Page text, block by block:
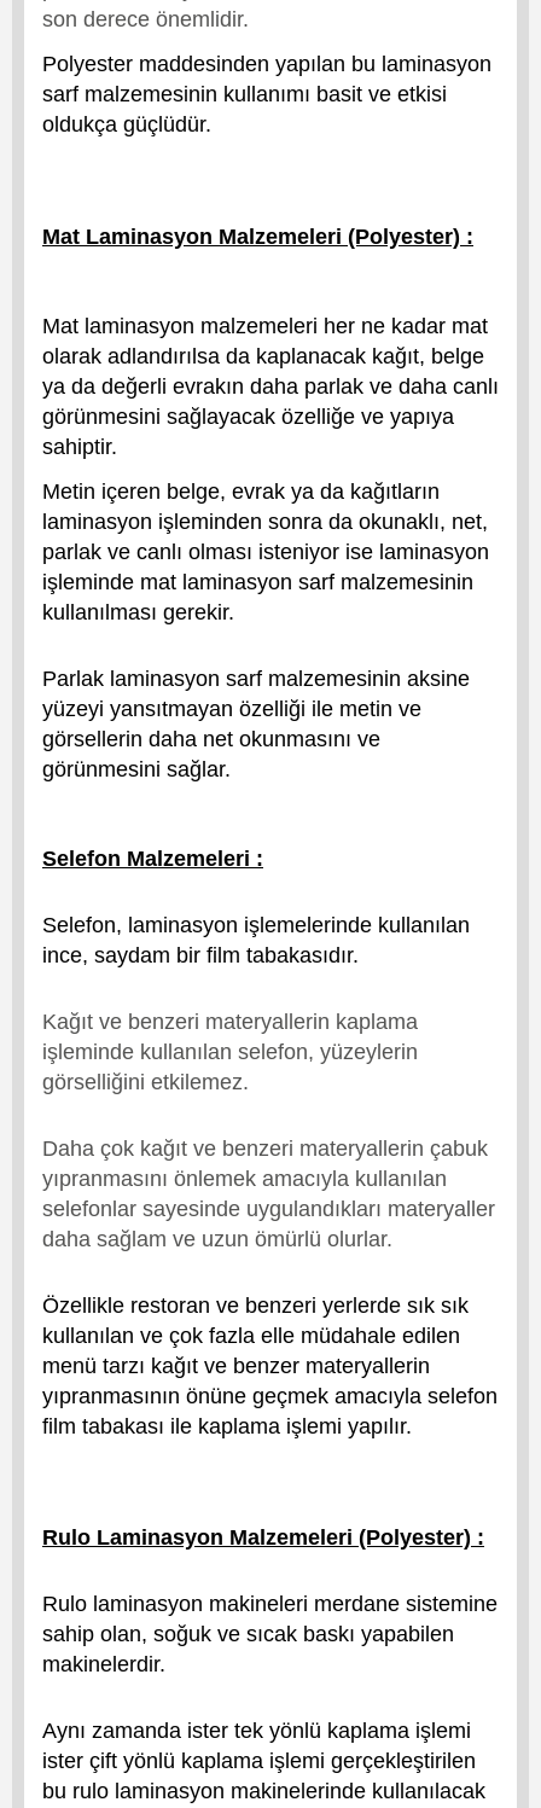
son derece önemlidir.
Polyester maddesinden yapılan bu laminasyon
sarf malzemesinin kullanımı basit ve etkisi
oldukça güçlüdür.
Mat Laminasyon Malzemeleri (Polyester) :
Mat laminasyon malzemeleri her ne kadar mat
olarak adlandırılsa da kaplanacak kağıt, belge
ya da değerli evrakın daha parlak ve daha canlı
görünmesini sağlayacak özelliğe ve yapıya
sahiptir.
Metin içeren belge, evrak ya da kağıtların
laminasyon işleminden sonra da okunaklı, net,
parlak ve canlı olması isteniyor ise laminasyon
işleminde mat laminasyon sarf malzemesinin
kullanılması gerekir.
Parlak laminasyon sarf malzemesinin aksine
yüzeyi yansıtmayan özelliği ile metin ve
görsellerin daha net okunmasını ve
görünmesini sağlar.
Selefon Malzemeleri :
Selefon, laminasyon işlemelerinde kullanılan
ince, saydam bir film tabakasıdır.
Kağıt ve benzeri materyallerin kaplama
işleminde kullanılan selefon, yüzeylerin
görselliğini etkilemez.
Daha çok kağıt ve benzeri materyallerin çabuk
yıpranmasını önlemek amacıyla kullanılan
selefonlar sayesinde uygulandıkları materyaller
daha sağlam ve uzun ömürlü olurlar.
Özellikle restoran ve benzeri yerlerde sık sık
kullanılan ve çok fazla elle müdahale edilen
menü tarzı kağıt ve benzer materyallerin
yıpranmasının önüne geçmek amacıyla selefon
film tabakası ile kaplama işlemi yapılır.
Rulo Laminasyon Malzemeleri (Polyester) :
Rulo laminasyon makineleri merdane sistemine
sahip olan, soğuk ve sıcak baskı yapabilen
makinelerdir.
Aynı zamanda ister tek yönlü kaplama işlemi
ister çift yönlü kaplama işlemi gerçekleştirilen
bu rulo laminasyon makinelerinde kullanılacak